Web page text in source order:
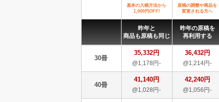
基本の入稿方法から
1,000円OFF!
原稿の調整や商品を
変更される方へ
昨年と
商品も原稿も同じ
昨年の原稿を
再利用する
30冊
35,332円
@1,178円-
36,432円
@1,214円-
40冊
41,140円
@1,028円-
42,240円
@1,056円-